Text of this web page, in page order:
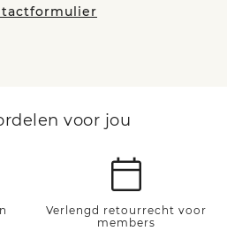
voor jou
Verlengd retourrecht voor
members